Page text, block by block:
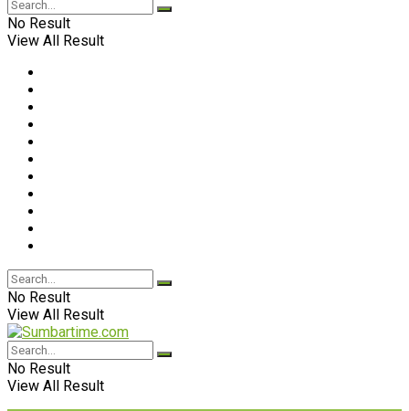
No Result
View All Result
No Result
View All Result
No Result
View All Result